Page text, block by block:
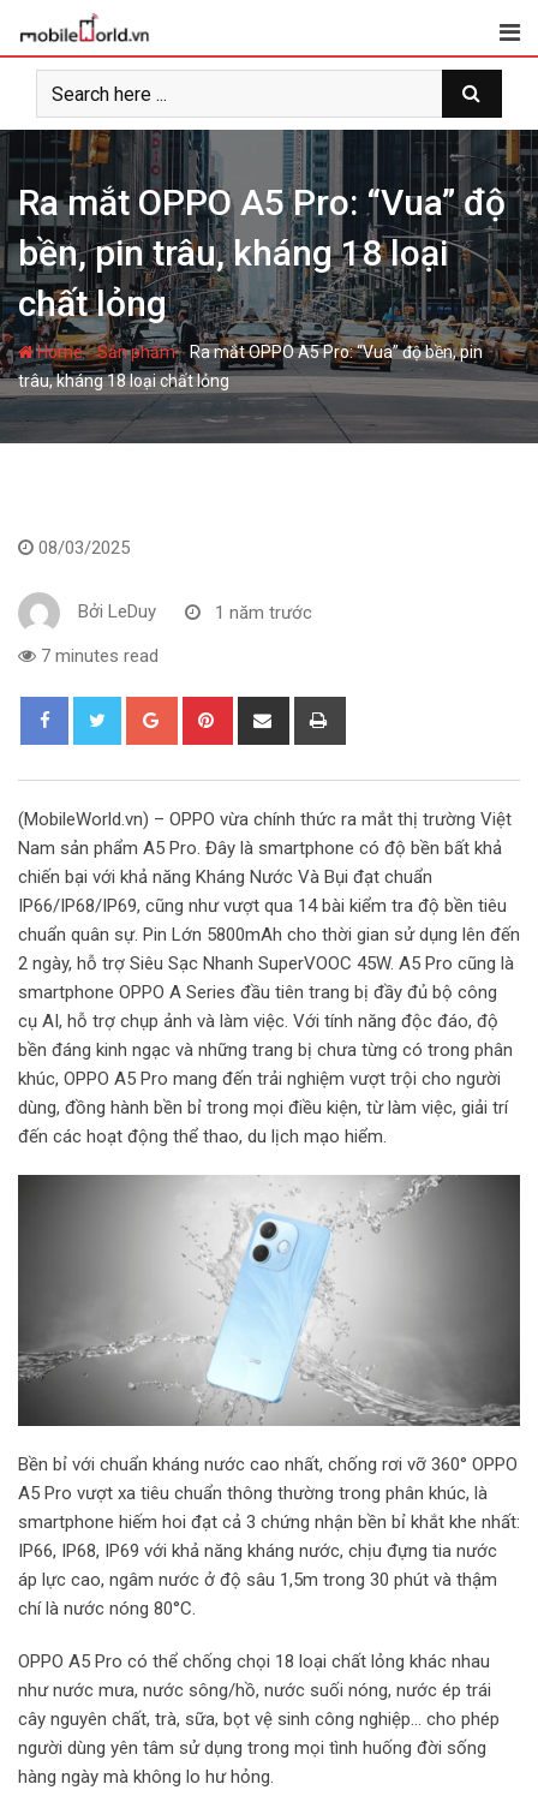
t
o
n
t
e
n
t
Ra mắt OPPO A5 Pro: “Vua” độ
bền, pin trâu, kháng 18 loại
chất lỏng
Home-Sản phẩm- Ra mắt OPPO A5 Pro: “Vua” độ bền, pin
trâu, kháng 18 loại chất lỏng
08/03/2025
Bởi LeDuy 1 năm trước
7 minutes read
o
l
e
+
i
e
r
e
s
t
h
e
v
i
a
E
m
a
i
l
r
t
(MobileWorld.vn) – OPPO vừa chính thức ra mắt thị trường Việt
Nam sản phẩm A5 Pro. Đây là smartphone có độ bền bất khả
chiến bại với khả năng Kháng Nước Và Bụi đạt chuẩn
IP66/IP68/IP69, cũng như vượt qua 14 bài kiểm tra độ bền tiêu
chuẩn quân sự. Pin Lớn 5800mAh cho thời gian sử dụng lên đến
2 ngày, hỗ trợ Siêu Sạc Nhanh SuperVOOC 45W. A5 Pro cũng là
smartphone OPPO A Series đầu tiên trang bị đầy đủ bộ công
cụ AI, hỗ trợ chụp ảnh và làm việc. Với tính năng độc đáo, độ
bền đáng kinh ngạc và những trang bị chưa từng có trong phân
khúc, OPPO A5 Pro mang đến trải nghiệm vượt trội cho người
dùng, đồng hành bền bỉ trong mọi điều kiện, từ làm việc, giải trí
đến các hoạt động thể thao, du lịch mạo hiểm.
Bền bỉ với chuẩn kháng nước cao nhất, chống rơi vỡ 360° OPPO
A5 Pro vượt xa tiêu chuẩn thông thường trong phân khúc, là
smartphone hiếm hoi đạt cả 3 chứng nhận bền bỉ khắt khe nhất:
IP66, IP68, IP69 với khả năng kháng nước, chịu đựng tia nước
áp lực cao, ngâm nước ở độ sâu 1,5m trong 30 phút và thậm
chí là nước nóng 80°C.
OPPO A5 Pro có thể chống chọi 18 loại chất lỏng khác nhau
như nước mưa, nước sông/hồ, nước suối nóng, nước ép trái
cây nguyên chất, trà, sữa, bọt vệ sinh công nghiệp… cho phép
người dùng yên tâm sử dụng trong mọi tình huống đời sống
hàng ngày mà không lo hư hỏng.